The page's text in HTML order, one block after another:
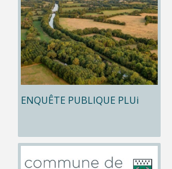
ENQUÊTE PUBLIQUE PLUi